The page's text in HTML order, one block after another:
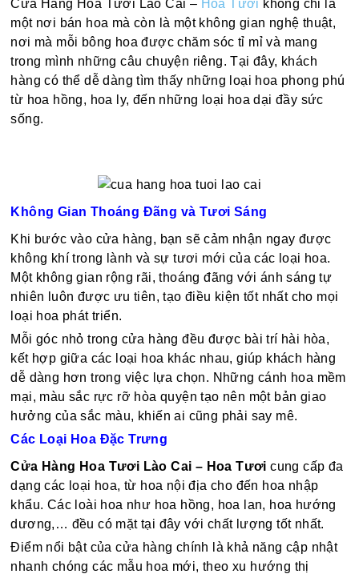
Cửa Hàng Hoa Tươi Lào Cai – Hoa Tươi không chỉ là
một nơi bán hoa mà còn là một không gian nghệ thuật,
nơi mà mỗi bông hoa được chăm sóc tỉ mỉ và mang
trong mình những câu chuyện riêng. Tại đây, khách
hàng có thể dễ dàng tìm thấy những loại hoa phong phú
từ hoa hồng, hoa ly, đến những loại hoa dại đầy sức
sống.
Không Gian Thoáng Đãng và Tươi Sáng
Khi bước vào cửa hàng, bạn sẽ cảm nhận ngay được
không khí trong lành và sự tươi mới của các loại hoa.
Một không gian rộng rãi, thoáng đãng với ánh sáng tự
nhiên luôn được ưu tiên, tạo điều kiện tốt nhất cho mọi
loại hoa phát triển.
Mỗi góc nhỏ trong cửa hàng đều được bài trí hài hòa,
kết hợp giữa các loại hoa khác nhau, giúp khách hàng
dễ dàng hơn trong việc lựa chọn. Những cánh hoa mềm
mại, màu sắc rực rỡ hòa quyện tạo nên một bản giao
hưởng của sắc màu, khiến ai cũng phải say mê.
Các Loại Hoa Đặc Trưng
Cửa Hàng Hoa Tươi Lào Cai – Hoa Tươi cung cấp đa
dạng các loại hoa, từ hoa nội địa cho đến hoa nhập
khẩu. Các loài hoa như hoa hồng, hoa lan, hoa hướng
dương,… đều có mặt tại đây với chất lượng tốt nhất.
Điểm nổi bật của cửa hàng chính là khả năng cập nhật
nhanh chóng các mẫu hoa mới, theo xu hướng thị